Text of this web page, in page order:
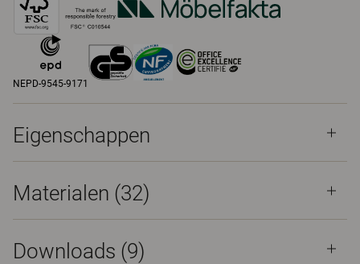
NEPD-9545-9171
Eigenschappen
Materialen (32)
Downloads (9)